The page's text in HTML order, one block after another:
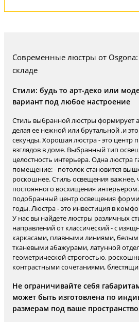
Современные люстры от
складе
Стили: будь то арт-деко или
вариант под любое настроение
Стиль выбранной люстры формирует
делая ее нежной или брутальной ,и
секунды. Хорошая люстра - это центр
взглядов в доме. Выбранный тип
целостность интерьера. Одна люстра
помещение: - потолок становится
роскошнее. Стиль освещения важнее,
постоянного восхищения
подобранный центр освещения
годы. Люстра - это инвестиция в
У нас вы найдете люстры различных
направлений от классический - с
каркасами, плавными линиями,
тканевыми абажурами, латунной
геометрической строгостью,
контрастными сочетаниями,
Не ограничивайте себя
может быть изготовлена по
размерам под ваше